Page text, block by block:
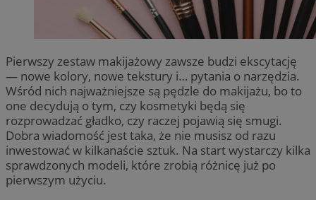
Pierwszy zestaw makijażowy zawsze budzi ekscytację
— nowe kolory, nowe tekstury i… pytania o narzędzia.
Wśród nich najważniejsze są pędzle do makijażu, bo to
one decydują o tym, czy kosmetyki będą się
rozprowadzać gładko, czy raczej pojawią się smugi.
Dobra wiadomość jest taka, że nie musisz od razu
inwestować w kilkanaście sztuk. Na start wystarczy kilka
sprawdzonych modeli, które zrobią różnicę już po
pierwszym użyciu.